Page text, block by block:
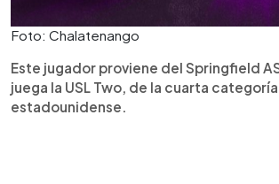
Foto: Chalatenango
Este jugador proviene del Springfield
juega la USL Two, de la cuarta
estadounidense.